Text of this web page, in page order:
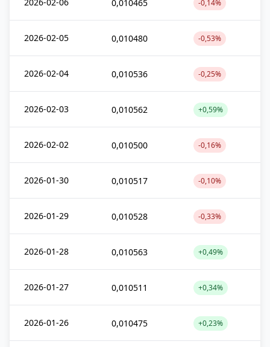
0,010465 -0,14%
2026-02-05 0,010480 -0,53%
2026-02-04 0,010536 -0,25%
2026-02-03 0,010562 +0,59%
2026-02-02 0,010500 -0,16%
2026-01-30 0,010517 -0,10%
2026-01-29 0,010528 -0,33%
2026-01-28 0,010563 +0,49%
2026-01-27 0,010511 +0,34%
2026-01-26 0,010475 +0,23%